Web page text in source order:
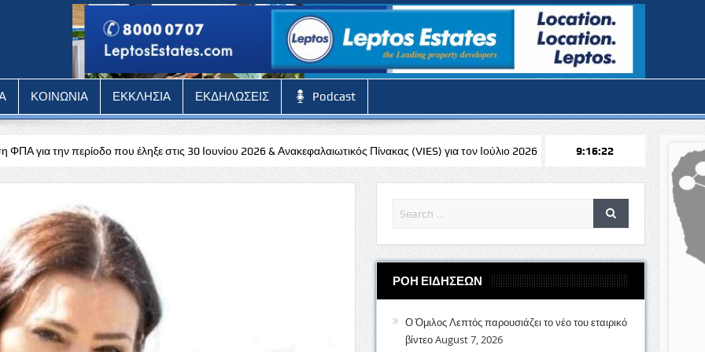
ΚΟΙΝΩΝΙΑ ΕΚΚΛΗΣΙΑ ΕΚΔΗΛΩΣΕΙΣ Podcast
έληξε στις 30 Ιουνίου 2026 & Ανακεφαλαιωτικός Πίνακας (VIES) για τον Ιούλιο 2026 Στην ΚΟΠ ο Γιώργος Πίτρος Σε λιγότερο από
9:16:24
ΡΟΗ ΕΙΔΗΣΕΩΝ
Ο Όμιλος Λεπτός παρουσιάζει το νέο του εταιρικό
βίντεοAugust 7, 2026